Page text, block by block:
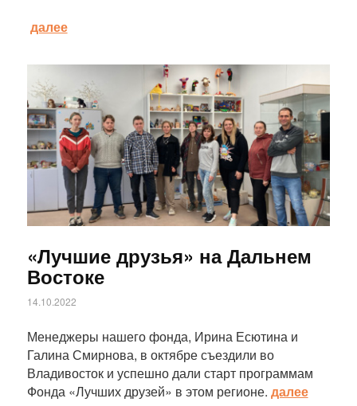
далее
«Лучшие друзья» на Дальнем
Востоке
14.10.2022
Менеджеры нашего фонда, Ирина Есютина и
Галина Смирнова, в октябре съездили во
Владивосток и успешно дали старт программам
Фонда «Лучших друзей» в этом регионе. далее